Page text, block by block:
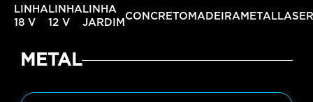
LINHA
18 V
LINHA
12 V
LINHA
JARDIM
CONCRETO MADEIRA METAL LASER
METAL